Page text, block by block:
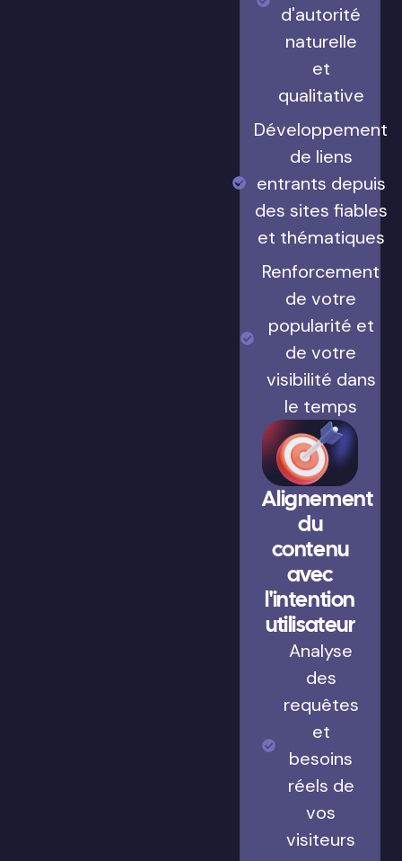
d'autorité
naturelle
et
qualitative
Développement
de liens
entrants depuis
des sites fiables
et thématiques
Renforcement
de votre
popularité et
de votre
visibilité dans
le temps
Alignement
du
contenu
avec
l'intention
utilisateur
Analyse
des
requêtes
et
besoins
réels de
vos
visiteurs